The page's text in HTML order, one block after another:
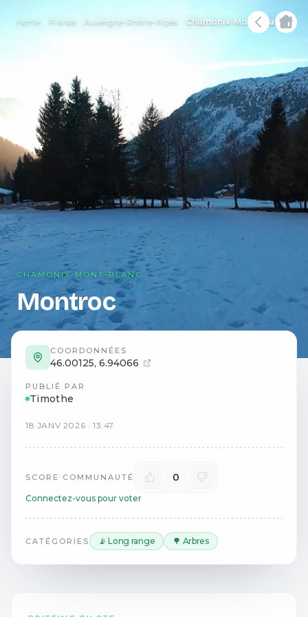
Home France Auvergne-Rhône-Alpes Chamonix-Mont-Blanc
CHAMONIX-MONT-BLANC
Montroc
COORDONNÉES
46.00125, 6.94066
PUBLIÉ PAR
Timothe
18 JANV 2026 ·13:47
SCORE COMMUNAUTÉ 0
Connectez-vous pour voter
CATÉGORIES 📡 Long range 🌳 Arbres